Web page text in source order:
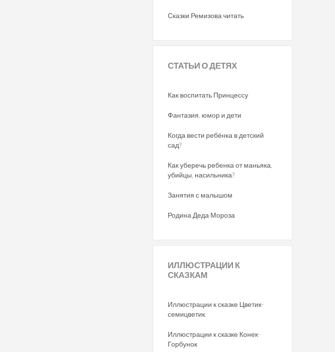
Сказки Ремизова читать
СТАТЬИО ДЕТЯХ
Как воспитать Принцессу
Фантазия, юмор и дети
Когда вести ребёнка в детский
сад?
Как уберечь ребенка от маньяка,
убийцы, насильника?
Занятия с малышом
Родина Деда Мороза
ИЛЛЮСТРАЦИИ К
СКАЗКАМ
Иллюстрации к сказке Цветик-
семицветик.
Иллюстрации к сказке Конек-
Горбунок